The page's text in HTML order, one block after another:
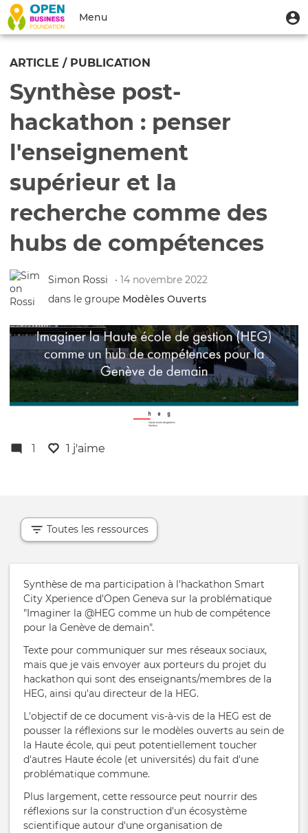
contenu
Menu
du
compte
de
l'utilisateur
Menu
Toggle
navigation
ARTICLE / PUBLICATION
Synthèse post-
hackathon : penser
l'enseignement
supérieur et la
recherche comme des
hubs de compétences
Simon Rossi
• 14 novembre 2022
dans le groupe Modèles Ouverts
1 1 j'aime
Toutes les ressources
Synthèse de ma participation à l'hackathon Smart
City Xperience d'Open Geneva sur la problématique
"Imaginer la @HEG comme un hub de compétence
pour la Genève de demain".
Texte pour communiquer sur mes réseaux sociaux,
mais que je vais envoyer aux porteurs du projet du
hackathon qui sont des enseignants/membres de la
HEG, ainsi qu'au directeur de la HEG.
L'objectif de ce document vis-à-vis de la HEG est de
pousser la réflexions sur le modèles ouverts au sein de
la Haute école, qui peut potentiellement toucher
d'autres Haute école (et universités) du fait d'une
problématique commune.
Plus largement, cette ressource peut nourrir des
réflexions sur la construction d'un écosystème
scientifique autour d'une organisation de